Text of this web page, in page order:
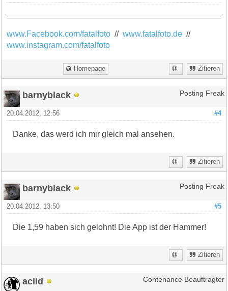
www.Facebook.com/fatalfoto //www.fatalfoto.de //
www.instagram.com/fatalfoto
Homepage Zitieren
barnyblack Posting Freak
#4
20.04.2012, 12:56
Danke, das werd ich mir gleich mal ansehen.
Zitieren
barnyblack Posting Freak
#5
20.04.2012, 13:50
Die 1,59 haben sich gelohnt! Die App ist der Hammer!
Zitieren
aciid Contenance Beauftragter